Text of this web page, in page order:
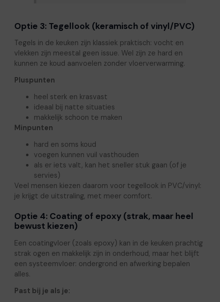
Optie 3: Tegellook (keramisch of vinyl/PVC)
Tegels in de keuken zijn klassiek praktisch: vocht en
vlekken zijn meestal geen issue. Wel zijn ze hard en
kunnen ze koud aanvoelen zonder vloerverwarming.
Pluspunten
heel sterk en krasvast
ideaal bij natte situaties
makkelijk schoon te maken
Minpunten
hard en soms koud
voegen kunnen vuil vasthouden
als er iets valt, kan het sneller stuk gaan (of je
servies)
Veel mensen kiezen daarom voor tegellook in PVC/vinyl:
je krijgt de uitstraling, met meer comfort.
Optie 4: Coating of epoxy (strak, maar heel
bewust kiezen)
Een coatingvloer (zoals epoxy) kan in de keuken prachtig
strak ogen en makkelijk zijn in onderhoud, maar het blijft
een systeemvloer: ondergrond en afwerking bepalen
alles.
Past bij je als je: